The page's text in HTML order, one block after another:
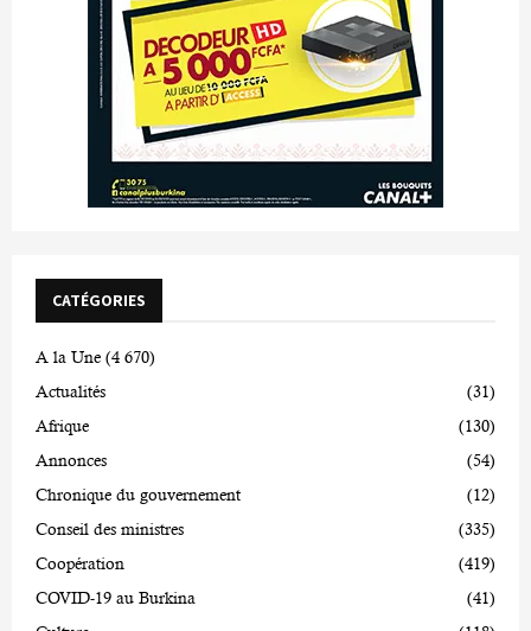
CATÉGORIES
A la Une (4 670)
Actualités
(31)
Afrique
(130)
Annonces
(54)
Chronique du gouvernement
(12)
Conseil des ministres
(335)
Coopération
(419)
COVID-19 au Burkina
(41)